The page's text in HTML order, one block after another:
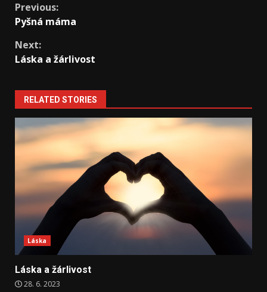
Continue
Reading
Previous:
Pyšná máma
Next:
Láska a žárlivost
RELATED STORIES
Láska
Láska a žárlivost
28. 6. 2023